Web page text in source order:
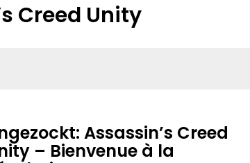
Creed Unity
Assassin’s Creed
– Bienvenue à la